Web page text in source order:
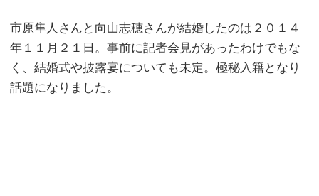
市原隼人さんと向山志穂さんが結婚したのは２０１４
年１１月２１日。事前に記者会見があったわけでもな
く、結婚式や披露宴についても未定。極秘入籍となり
話題になりました。